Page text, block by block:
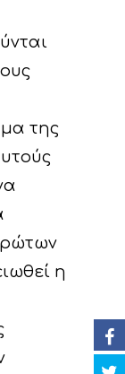
της
η
έργου
του
Νέα